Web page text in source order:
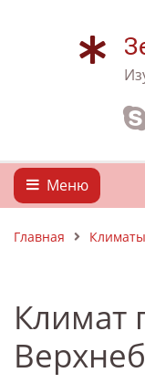
Меню
Главная Климаты
Климат